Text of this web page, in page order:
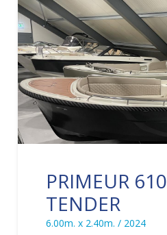
PRIMEUR 610
TENDER
6.00m. x 2.40m. / 2024